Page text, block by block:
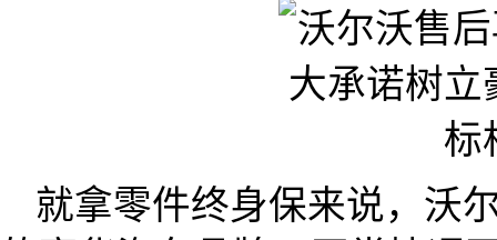
就拿零件终身保来说，沃